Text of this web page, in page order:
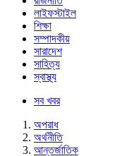
লাইফস্টাইল
শিক্ষা
সম্পাদকীয়
সারাদেশ
সাহিত্য
স্বাস্থ্য
সব খবর
অপরাধ
অর্থনীতি
আন্তর্জাতিক